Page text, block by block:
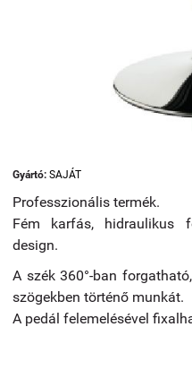
Gyártó: SAJÁT
Professzionális termék.
Fém karfás, hidraulikus
design.
A szék 360°-ban
szögekben történő munkát.
A pedál felemelésével